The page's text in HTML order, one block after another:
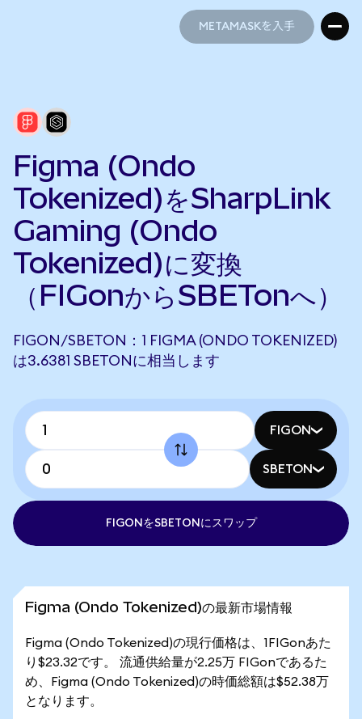
METAMASKを入手
Figma (Ondo
Tokenized)をSharpLink
Gaming (Ondo
Tokenized)に変換
（FIGonからSBETonへ）
FIGON/SBETON：1 FIGMA (ONDO TOKENIZED)
は3.6381 SBETONに相当します
FIGON
SBETON
FIGONをSBETONにスワップ
Figma (Ondo Tokenized)の最新市場情報
Figma (Ondo Tokenized)の現行価格は、1FIGonあた
り$23.32です。 流通供給量が2.25万 FIGonであるた
め、Figma (Ondo Tokenized)の時価総額は$52.38万
となります。